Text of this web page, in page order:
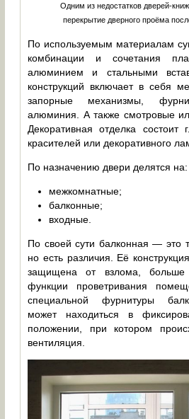
Одним из недостатков дверей-
перекрытие дверного проёма
По используемым материалам
комбинации и сочетания
алюминием и стальными
конструкций включает в себя
запорные механизмы,
алюминия. А также смотровые
Декоративная отделка
красителей или декоративного
По назначению двери делятся на:
межкомнатные;
балконные;
входные.
По своей сути балконная — это
но есть различия. Её
защищена от взлома, больше
функции проветривания
специальной фурнитуры
может находиться в
положении, при котором
вентиляция.